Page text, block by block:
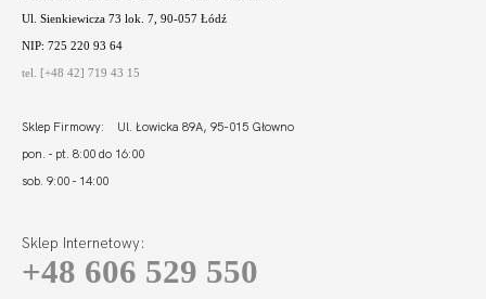
Ul. Sienkiewicza 73 lok. 7, 90-057 Łódź
NIP: 725 220 93 64
tel. [+48 42] 719 43 15
Sklep Firmowy: Ul. Łowicka 89A, 95-015 Głowno
pon. - pt. 8:00 do 16:00
sob. 9:00 - 14:00
Sklep Internetowy:
+48 606 529 550